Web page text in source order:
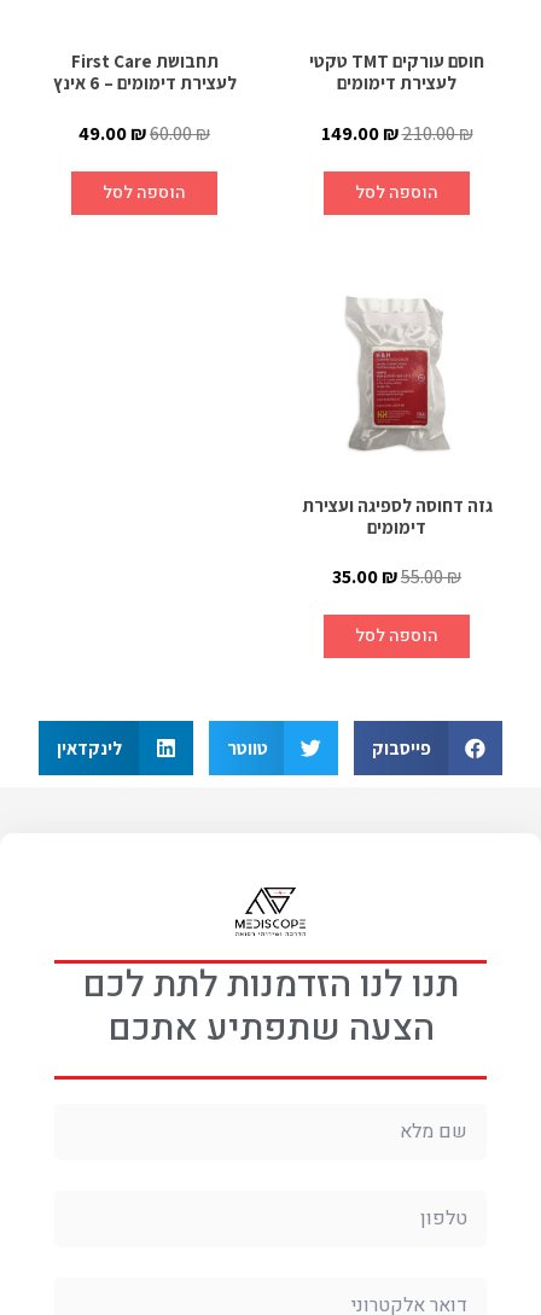
חוסם עורקים TMT טקטי
לעצירת דימומים
210.00₪
149.00₪
הוספה לסל
תחבושת First Care
לעצירת דימומים – 6 אינץ
60.00₪
49.00₪
הוספה לסל
גזה דחוסה לספיגה ועצירת
דימומים
55.00₪
35.00₪
הוספה לסל
פייסבוק טווטר לינקדאין
תנו לנו הזדמנות לתת לכם
הצעה שתפתיע אתכם